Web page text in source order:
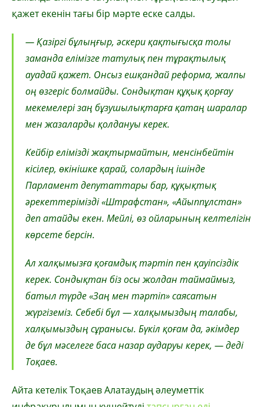
қажет екенін тағы бір мәрте еске салды.
— Қазіргі бұлыңғыр, әскери қақтығысқа толы
заманда елімізге татулық пен тұрақтылық
ауадай қажет. Онсыз ешқандай реформа, жалпы
оң өзгеріс болмайды. Сондықтан құқық қорғау
мекемелері заң бұзушылықтарға қатаң шаралар
мен жазаларды қолдануы керек.
Кейбір елімізді жақтырмайтын, менсінбейтін
кісілер, өкінішке қарай, солардың ішінде
Парламент депутаттары бар, құқықтық
әрекеттерімізді «Штрафстан», «Айыппұлстан»
деп атайды екен. Мейлі, өз ойларының келтелігін
көрсете берсін.
Ал халқымызға қоғамдық тәртіп пен қауіпсіздік
керек. Сондықтан біз осы жолдан таймаймыз,
батыл түрде «Заң мен тәртіп» саясатын
жүргіземіз. Себебі бұл — халқымыздың талабы,
халқымыздың сұранысы. Бүкіл қоғам да, әкімдер
де бұл мәселеге баса назар аударуы керек, — деді
Тоқаев.
Айта кетелік Тоқаев Алатаудың әлеуметтік